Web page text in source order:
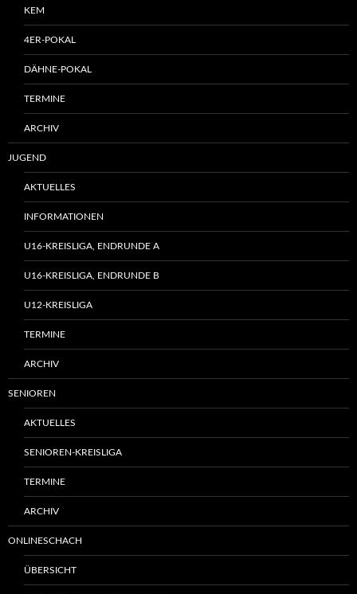
KEM
4ER-POKAL
DÄHNE-POKAL
TERMINE
ARCHIV
JUGEND
AKTUELLES
INFORMATIONEN
U16-KREISLIGA, ENDRUNDE A
U16-KREISLIGA, ENDRUNDE B
U12-KREISLIGA
TERMINE
ARCHIV
SENIOREN
AKTUELLES
SENIOREN-KREISLIGA
TERMINE
ARCHIV
ONLINESCHACH
ÜBERSICHT